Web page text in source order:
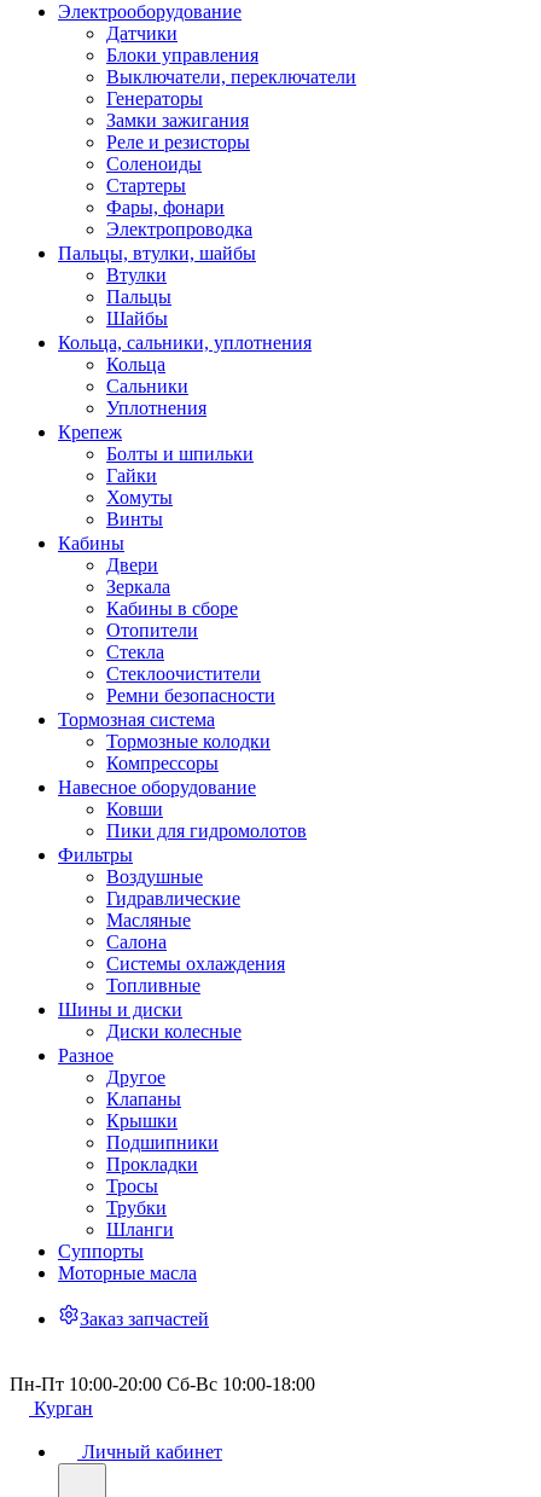
Электрооборудование
Датчики
Блоки управления
Выключатели, переключатели
Генераторы
Замки зажигания
Реле и резисторы
Соленоиды
Стартеры
Фары, фонари
Электропроводка
Пальцы, втулки, шайбы
Втулки
Пальцы
Шайбы
Кольца, сальники, уплотнения
Кольца
Сальники
Уплотнения
Крепеж
Болты и шпильки
Гайки
Хомуты
Винты
Кабины
Двери
Зеркала
Кабины в сборе
Отопители
Стекла
Стеклоочистители
Ремни безопасности
Тормозная система
Тормозные колодки
Компрессоры
Навесное оборудование
Ковши
Пики для гидромолотов
Фильтры
Воздушные
Гидравлические
Масляные
Салона
Системы охлаждения
Топливные
Шины и диски
Диски колесные
Разное
Другое
Клапаны
Крышки
Подшипники
Прокладки
Тросы
Трубки
Шланги
Суппорты
Моторные масла
Заказ запчастей
Пн-Пт 10:00-20:00 Сб-Вс 10:00-18:00
Курган
Личный кабинет